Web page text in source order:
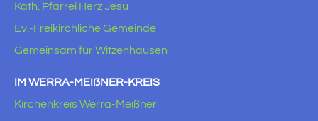
Kath. Pfarrei Herz Jesu
Ev.-Freikirchliche Gemeinde
Gemeinsam für Witzenhausen
IM WERRA-MEIẞNER-KREIS
Kirchenkreis Werra-Meißner